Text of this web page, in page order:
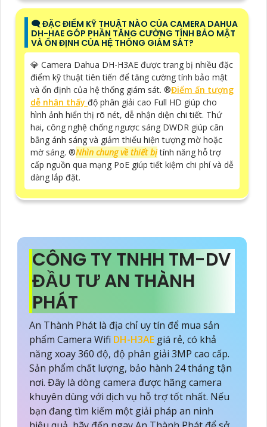
🗨️ ĐẶC ĐIỂM KỸ THUẬT NÀO CỦA CAMERA DAHUA
DH-HAE GÓP PHẦN TĂNG CƯỜNG TÍNH BẢO MẬT
VÀ ỔN ĐỊNH CỦA HỆ THỐNG GIÁM SÁT?
💎 Camera Dahua DH-H3AE được trang bị nhiều đặc
điểm kỹ thuật tiên tiến để tăng cường tính bảo mật
và ổn định của hệ thống giám sát. ®️Điểm ấn tượng
dễ nhận thấy độ phân giải cao Full HD giúp cho
hình ảnh hiển thị rõ nét, dễ nhận diện chi tiết. Thứ
hai, công nghệ chống ngược sáng DWDR giúp cân
bằng ánh sáng và giảm thiểu hiện tượng mờ hoặc
mờ sáng. ®️Nhìn chung về thiết bịtính năng hỗ trợ
cấp nguồn qua mạng PoE giúp tiết kiệm chi phí và dễ
dàng lắp đặt.
CÔNG TY TNHH TM-DV
ĐẦU TƯ AN THÀNH
PHÁT
An Thành Phát là địa chỉ uy tín để mua sản
phẩm Camera Wifi DH-H3AE giá rẻ, có khả
năng xoay 360 độ, độ phân giải 3MP cao cấp.
Sản phẩm chất lượng, bảo hành 24 tháng tận
nơi. Đây là dòng camera được hãng camera
khuyên dùng với dịch vụ hỗ trợ tốt nhất. Nếu
bạn đang tìm kiếm một giải pháp an ninh